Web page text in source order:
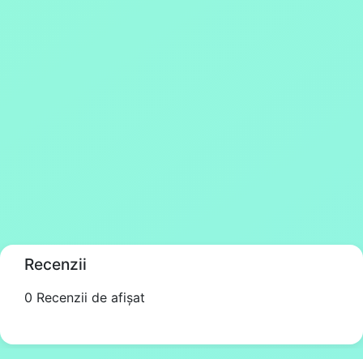
Recenzii
0 Recenzii de afișat